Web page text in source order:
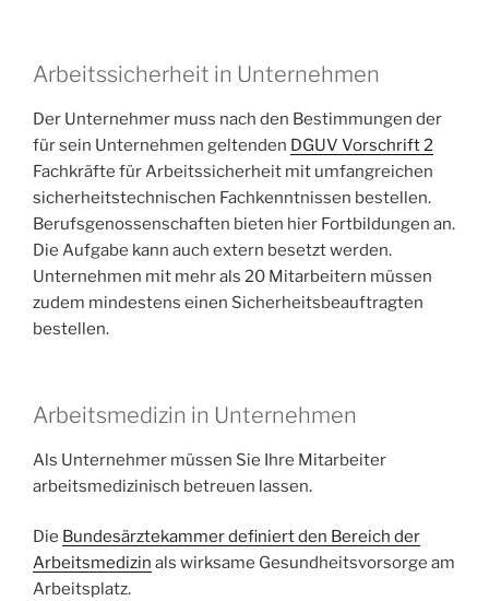
Arbeitssicherheit in Unternehmen
Der Unternehmer muss nach den Bestimmungen der
für sein Unternehmen geltenden DGUV Vorschrift 2
Fachkräfte für Arbeitssicherheit mit umfangreichen
sicherheitstechnischen Fachkenntnissen bestellen.
Berufsgenossenschaften bieten hier Fortbildungen an.
Die Aufgabe kann auch extern besetzt werden.
Unternehmen mit mehr als 20 Mitarbeitern müssen
zudem mindestens einen Sicherheitsbeauftragten
bestellen.
Arbeitsmedizin in Unternehmen
Als Unternehmer müssen Sie Ihre Mitarbeiter
arbeitsmedizinisch betreuen lassen.
Die Bundesärztekammer definiert den Bereich der
Arbeitsmedizin als wirksame Gesundheitsvorsorge am
Arbeitsplatz.